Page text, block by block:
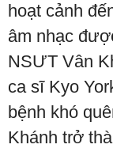
hoạt cảnh
âm nhạc
NSƯT Vân
ca sĩ Kyo
bệnh khó
Khánh trở